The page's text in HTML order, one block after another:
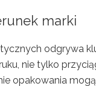
marki
odgrywa
nie tylko
opakowania